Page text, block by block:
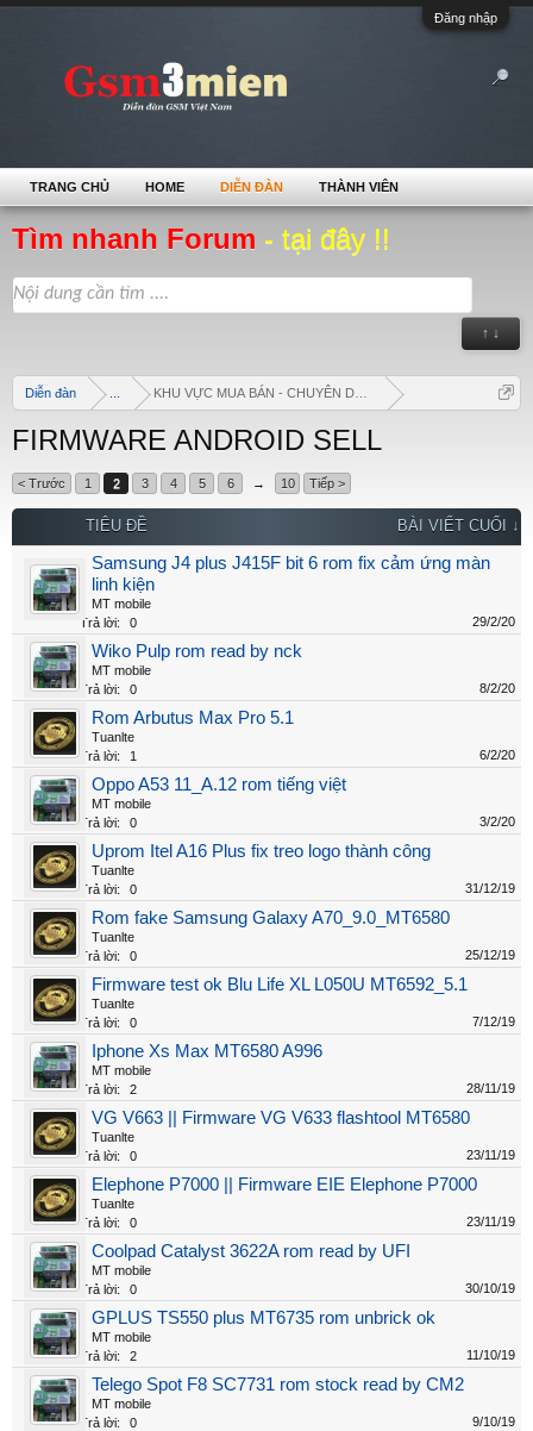
Đăng nhập
Tìm nhanh Forum - tại đây !!
↑ ↓
Diễn đàn KHU VỰC MUA BÁN - CHUYÊN DOANH
FIRMWARE ANDROID SELL
< Trước 1 2 3 4 5 6 → 10 Tiếp >
TIÊU ĐỀ BÀI VIẾT CUỐI ↓
Samsung J4 plus J415F bit 6 rom fix cảm ứng màn
linh kiện
MT mobile
Trả lời:
0 29/2/20
Wiko Pulp rom read by nck
MT mobile
Trả lời:
0 8/2/20
Rom Arbutus Max Pro 5.1
Tuanlte
Trả lời:
1 6/2/20
Oppo A53 11_A.12 rom tiếng việt
MT mobile
Trả lời:
0 3/2/20
Uprom Itel A16 Plus fix treo logo thành công
Tuanlte
Trả lời:
0 31/12/19
Rom fake Samsung Galaxy A70_9.0_MT6580
Tuanlte
Trả lời:
0 25/12/19
Firmware test ok Blu Life XL L050U MT6592_5.1
Tuanlte
Trả lời:
0 7/12/19
Iphone Xs Max MT6580 A996
MT mobile
Trả lời:
2 28/11/19
VG V663 || Firmware VG V633 flashtool MT6580
Tuanlte
Trả lời:
0 23/11/19
Elephone P7000 || Firmware EIE Elephone P7000
Tuanlte
Trả lời:
0 23/11/19
Coolpad Catalyst 3622A rom read by UFI
MT mobile
Trả lời:
0 30/10/19
GPLUS TS550 plus MT6735 rom unbrick ok
MT mobile
Trả lời:
2 11/10/19
Telego Spot F8 SC7731 rom stock read by CM2
MT mobile
Trả lời:
0 9/10/19
TRANG CHỦ HOME DIỄN ĐÀN THÀNH VIÊN